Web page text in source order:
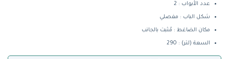
عدد الأبواب : 2
شكل الباب : مفصلي
مكان الضاغط : مُثبت بالجانب
السعة (لتر) : 290